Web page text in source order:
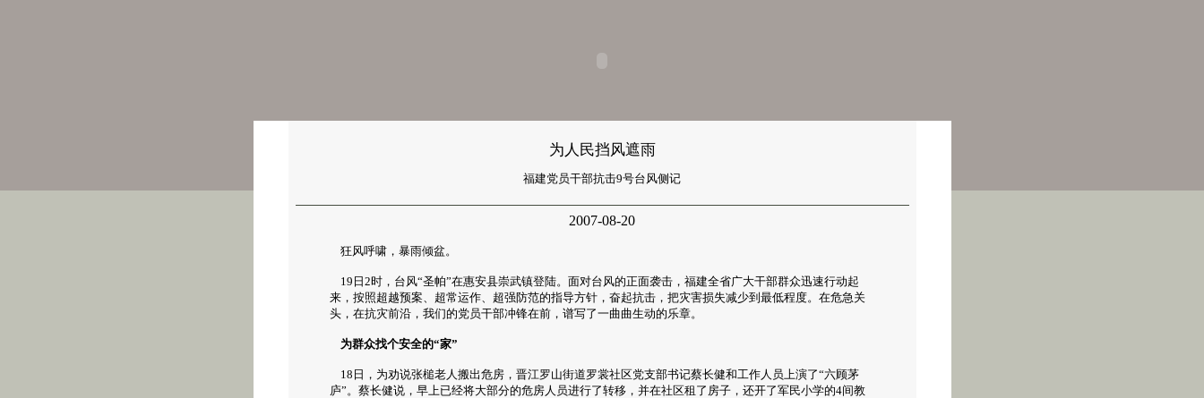
为人民挡风遮雨
福建党员干部抗击9号台风侧记
2007-08-20
狂风呼啸，暴雨倾盆。
19日2时，台风“圣帕”在惠安县崇武镇登陆。面对台风的正面袭击，福建全省广大干部群众迅速行动起
来，按照超越预案、超常运作、超强防范的指导方针，奋起抗击，把灾害损失减少到最低程度。在危急关
头，在抗灾前沿，我们的党员干部冲锋在前，谱写了一曲曲生动的乐章。
为群众找个安全的“家”
18日，为劝说张槌老人搬出危房，晋江罗山街道罗裳社区党支部书记蔡长健和工作人员上演了“六顾茅
庐”。蔡长健说，早上已经将大部分的危房人员进行了转移，并在社区租了房子，还开了军民小学的4间教